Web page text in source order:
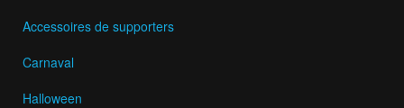
Accessoires de supporters
Carnaval
Halloween